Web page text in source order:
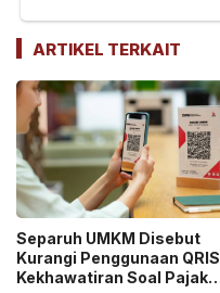
ARTIKEL TERKAIT
Separuh UMKM Disebut
Kurangi Penggunaan QRIS,
Kekhawatiran Soal Pajak